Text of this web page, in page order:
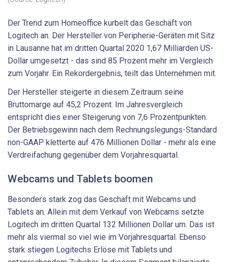
Der Trend zum Homeoffice kurbelt das Geschäft von
Logitech an. Der Hersteller von Peripherie-Geräten mit Sitz
in Lausanne hat im dritten Quartal 2020 1,67 Milliarden US-
Dollar umgesetzt - das sind 85 Prozent mehr im Vergleich
zum Vorjahr. Ein Rekordergebnis, teilt das Unternehmen mit.
Der Hersteller steigerte in diesem Zeitraum seine
Bruttomarge auf 45,2 Prozent. Im Jahresvergleich
entspricht dies einer Steigerung von 7,6 Prozentpunkten.
Der Betriebsgewinn nach dem Rechnungslegungs-Standard
non-GAAP kletterte auf 476 Millionen Dollar - mehr als eine
Verdreifachung gegenüber dem Vorjahresquartal.
Webcams und Tablets boomen
Besonders stark zog das Geschäft mit Webcams und
Tablets an. Allein mit dem Verkauf von Webcams setzte
Logitech im dritten Quartal 132 Millionen Dollar um. Das ist
mehr als viermal so viel wie im Vorjahresquartal. Ebenso
stark stiegen Logitechs Erlöse mit Tablets und